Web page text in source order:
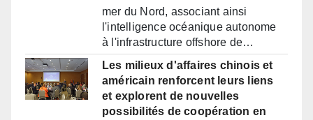
mer du Nord, associant ainsi
l'intelligence océanique autonome
à l'infrastructure offshore de…
Les milieux d'affaires chinois et
américain renforcent leurs liens
et explorent de nouvelles
possibilités de coopération en